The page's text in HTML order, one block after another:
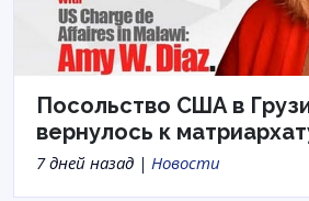
Посольство США в
вернулось к
7 дней назад | Новости